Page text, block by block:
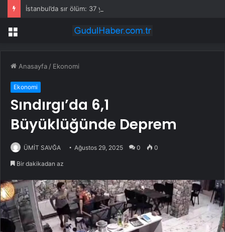
Menü
Anasayfa / Ekonomi
Ekonomi
Sındırgı’da 6,1
Büyüklüğünde Deprem
ÜMİT SAVĞA Ağustos 29, 2025 0 0
Bir dakikadan az